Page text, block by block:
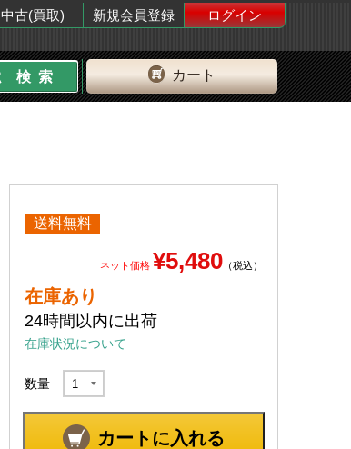
中古(買取) 新規会員登録
ログイン
カート
送料無料
ネット価格 ¥5,480（税込）
在庫あり
24時間以内に出荷
在庫状況について
数量
カートに入れる